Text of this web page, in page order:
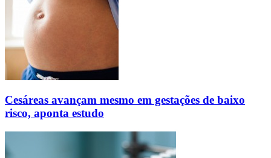
Cesáreas avançam mesmo em gestações de baixo
risco, aponta estudo